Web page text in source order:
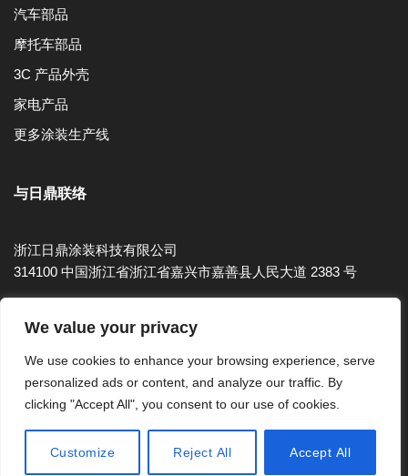
We value your privacy
We use cookies to enhance your browsing experience, serve
personalized ads or content, and analyze our traffic. By
clicking "Accept All", you consent to our use of cookies.
Customize Reject All Accept All
汽车部品
摩托车部品
3C 产品外壳
家电产品
更多涂装生产线
与日鼎联络
浙江日鼎涂装科技有限公司
314100 中国浙江省浙江省嘉兴市嘉善县人民大道 2383 号
Fax：86-573-8910-3031
E-mail：huang180@rihting.com
All Rights Reserved © 2023 Rihting Industrial Co., Ltd.